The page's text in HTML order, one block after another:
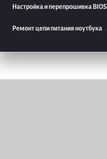
Настройка и перепрошивка BIOS
Ремонт цепи питания ноутбука